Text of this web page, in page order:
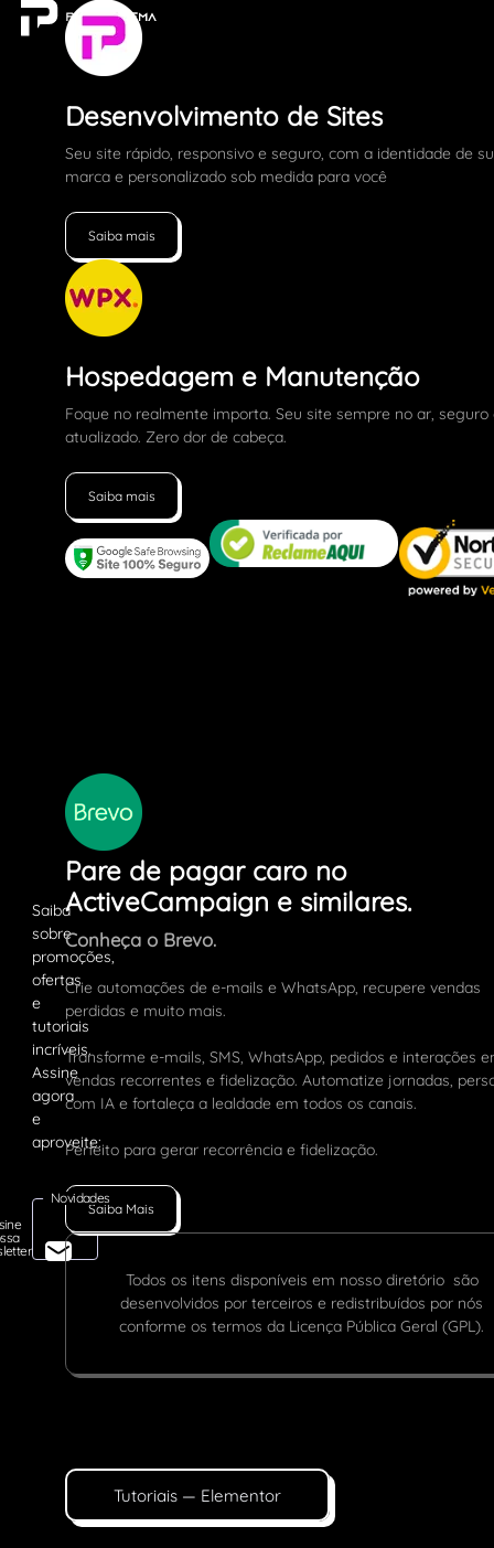
Novidades
Desenvolvimento de Sites
Seu site rápido, responsivo e seguro, com a identidade de
marca e personalizado sob medida para você
Saiba mais
Hospedagem e Manutenção
Foque no realmente importa. Seu site sempre no ar, seguro
atualizado. Zero dor de cabeça.
Saiba mais
Pare de pagar caro no
ActiveCampaign e similares.
Conheça o Brevo.
Crie automações de e-mails e WhatsApp, recupere vendas
perdidas e muito mais.
Transforme e-mails, SMS, WhatsApp, pedidos e interações
vendas recorrentes e fidelização. Automatize jornadas,
com IA e fortaleça a lealdade em todos os canais.
Perfeito para gerar recorrência e fidelização.
Saiba Mais
Todos os itens disponíveis em nosso diretório são
desenvolvidos por terceiros e redistribuídos por nós
conforme os termos da Licença Pública Geral (GPL).
Tutoriais — Elementor